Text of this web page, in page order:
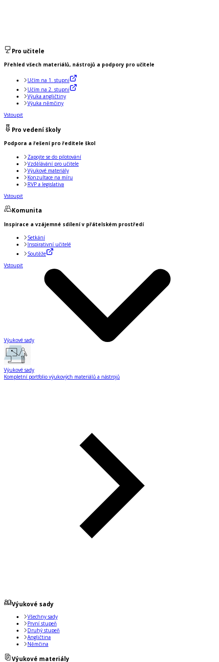
Pro učitele
Přehled všech materiálů, nástrojů a podpory pro učitele
Učím na 1. stupni
Učím na 2. stupni
Výuka angličtiny
Výuka němčiny
Vstoupit
Pro vedení školy
Podpora a řešení pro ředitele škol
Zapojte se do pilotování
Vzdělávání pro učitele
Výukové materiály
Konzultace na míru
RVP a legislativa
Vstoupit
Komunita
Inspirace a vzájemné sdílení v přátelském prostředí
Setkání
Inspirativní učitelé
Soutěže
Vstoupit
Výukové sady
Výukové sady
Kompletní portfolio výukových materiálů a nástrojů
Výukové sady
Všechny sady
První stupeň
Druhý stupeň
Angličtina
Němčina
Výukové materiály